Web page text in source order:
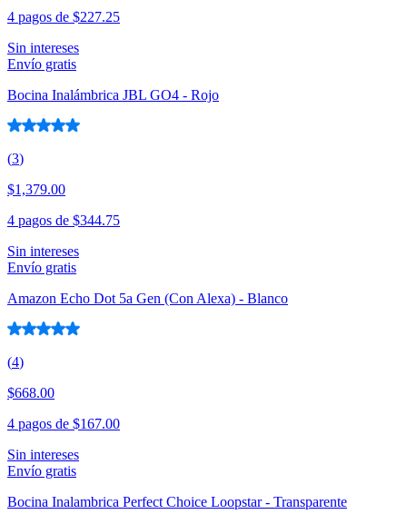
4 pagos de $227.25
Sin intereses
Envío gratis
Bocina Inalámbrica JBL GO4 - Rojo
(3)
$1,379.00
4 pagos de $344.75
Sin intereses
Envío gratis
Amazon Echo Dot 5a Gen (Con Alexa) - Blanco
(4)
$668.00
4 pagos de $167.00
Sin intereses
Envío gratis
Bocina Inalambrica Perfect Choice Loopstar - Transparente